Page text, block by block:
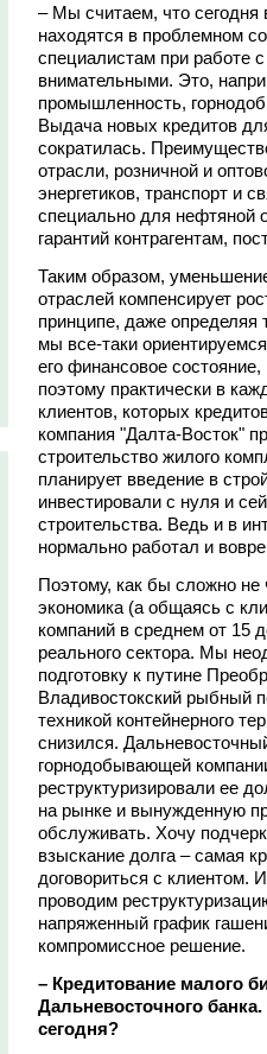
– Мы считаем, что сегодня
находятся в проблемном
специалистам при работе
внимательными. Это,
промышленность,
Выдача новых кредитов
сократилась.
отрасли, розничной и
энергетиков, транспорт и
специально для нефтяной
гарантий контрагентам,
Таким образом,
отраслей компенсирует
принципе, даже
мы все-таки
его финансовое
поэтому практически в
клиентов, которых
компания "Далта-Восток"
строительство жилого
планирует введение в
инвестировали с нуля и
строительства. Ведь и в
нормально работал и
Поэтому, как бы сложно не
экономика (а общаясь с
компаний в среднем от 15
реального сектора. Мы
подготовку к путине
Владивостокский рыбный
техникой контейнерного
снизился.
горнодобывающей
реструктуризировали ее
на рынке и вынужденную
обслуживать. Хочу
взыскание долга – самая
договориться с клиентом.
проводим
напряженный график
компромиссное решение.
– Кредитование малого
Дальневосточного банка.
сегодня?